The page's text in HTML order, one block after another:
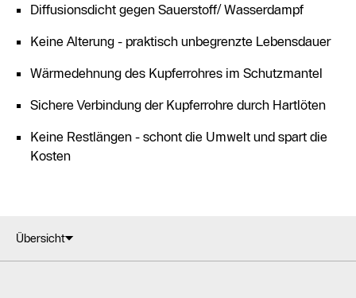
Diffusionsdicht gegen Sauerstoff/ Wasserdampf
Keine Alterung - praktisch unbegrenzte Lebensdauer
Wärmedehnung des Kupferrohres im Schutzmantel
Sichere Verbindung der Kupferrohre durch Hartlöten
Keine Restlängen - schont die Umwelt und spart die
Kosten
Übersicht